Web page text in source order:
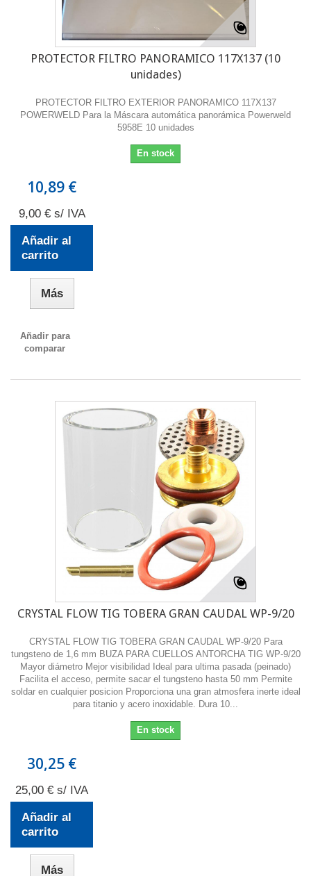
PROTECTOR FILTRO PANORAMICO 117X137 (10
unidades)
PROTECTOR FILTRO EXTERIOR PANORAMICO 117X137
POWERWELD Para la Máscara automática panorámica Powerweld
5958E 10 unidades
En stock
10,89 €
9,00 € s/ IVA
Añadir al
carrito
Más
Añadir para
comparar
CRYSTAL FLOW TIG TOBERA GRAN CAUDAL WP-9/20
CRYSTAL FLOW TIG TOBERA GRAN CAUDAL WP-9/20 Para
tungsteno de 1,6 mm BUZA PARA CUELLOS ANTORCHA TIG WP-9/20
Mayor diámetro Mejor visibilidad Ideal para ultima pasada (peinado)
Facilita el acceso, permite sacar el tungsteno hasta 50 mm Permite
soldar en cualquier posicion Proporciona una gran atmosfera inerte ideal
para titanio y acero inoxidable. Dura 10...
En stock
30,25 €
25,00 € s/ IVA
Añadir al
carrito
Más